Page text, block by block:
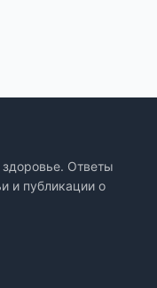
Ответы
и публикации о